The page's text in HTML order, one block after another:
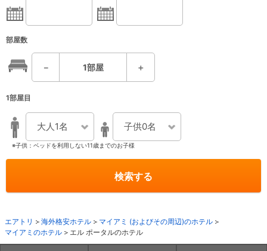
部屋数
－ 1部屋 ＋
1部屋目
大人1名 子供0名
※子供：ベッドを利用しない11歳までのお子様
検索する
エアトリ 海外格安ホテル
マイアミ (およびその周辺)のホテル
マイアミのホテル
エル ポータルのホテル